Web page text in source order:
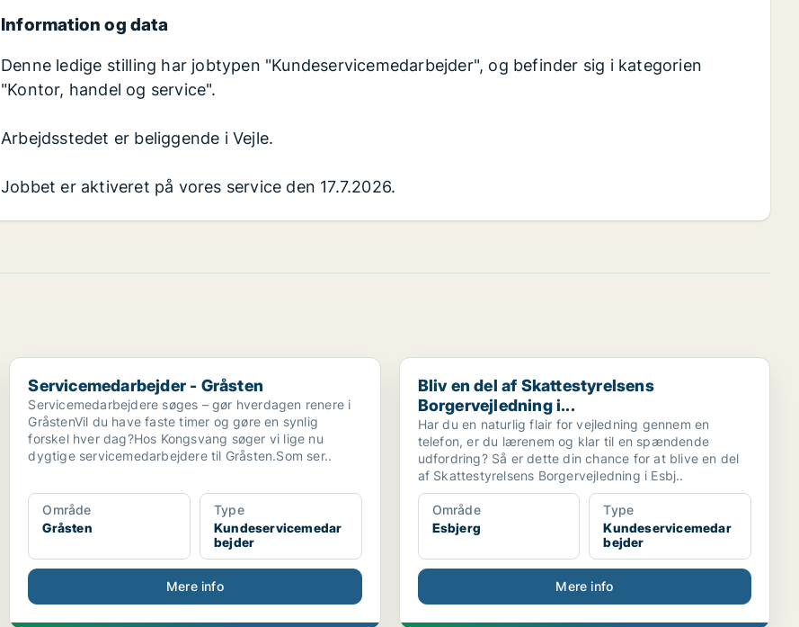
Information og data
Denne ledige stilling har jobtypen "Kundeservicemedarbejder", og befinder sig i kategorien
"Kontor, handel og service".
Arbejdsstedet er beliggende i Vejle.
Jobbet er aktiveret på vores service den 17.7.2026.
Servicemedarbejder - Gråsten
Servicemedarbejder - Gråsten
Servicemedarbejdere søges – gør hverdagen renere i
GråstenVil du have faste timer og gøre en synlig
forskel hver dag?Hos Kongsvang søger vi lige nu
dygtige servicemedarbejdere til Gråsten.Som ser..
Område
Gråsten
Type
Kundeservicemedar
bejder
Mere info
Bliv en del af Skattestyrelsens Borgervejledning i...
Bliv en del af Skattestyrelsens
Borgervejledning i...
Har du en naturlig flair for vejledning gennem en
telefon, er du lærenem og klar til en spændende
udfordring? Så er dette din chance for at blive en del
af Skattestyrelsens Borgervejledning i Esbj..
Område
Esbjerg
Type
Kundeservicemedar
bejder
Mere info